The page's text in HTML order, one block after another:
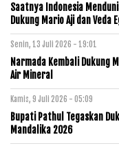
Saatnya Indonesia
Dukung Mario Aji dan Veda
Senin, 13 Juli 2026 - 19:01
Narmada Kembali Dukung
Air Mineral
Kamis, 9 Juli 2026 - 05:09
Bupati Pathul Tegaskan
Mandalika 2026